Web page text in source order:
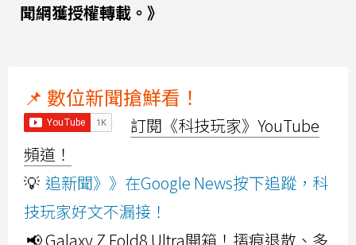
聞網獲授權轉載。》
📌 數位新聞搶鮮看！
訂閱《科技玩家》YouTube
頻道！
💡 追新聞》》在Google News按下追蹤，科
技玩家好文不漏接！
📢 Galaxy Z Fold8 Ultra開箱！摺痕退散、多